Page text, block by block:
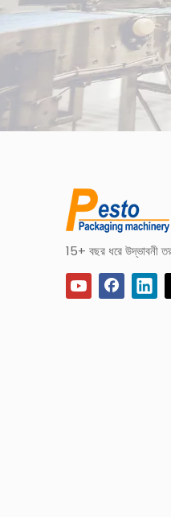
15+ বছর ধরে উদ্ভাবনী